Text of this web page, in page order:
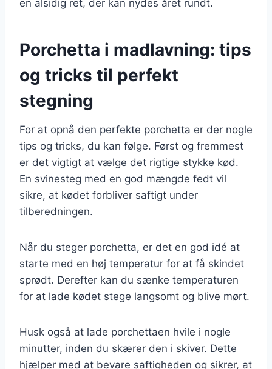
en alsidig ret, der kan nydes året rundt.
Porchetta i madlavning: tips
og tricks til perfekt
stegning
For at opnå den perfekte porchetta er der nogle
tips og tricks, du kan følge. Først og fremmest
er det vigtigt at vælge det rigtige stykke kød.
En svinesteg med en god mængde fedt vil
sikre, at kødet forbliver saftigt under
tilberedningen.
Når du steger porchetta, er det en god idé at
starte med en høj temperatur for at få skindet
sprødt. Derefter kan du sænke temperaturen
for at lade kødet stege langsomt og blive mørt.
Husk også at lade porchettaen hvile i nogle
minutter, inden du skærer den i skiver. Dette
hjælper med at bevare saftigheden og sikrer, at